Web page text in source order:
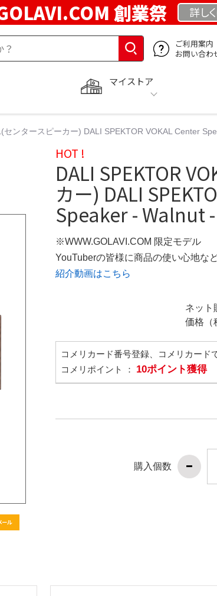
創業祭 詳し
ご利用案内
お問い合わ
マイストア
センタースピーカー) DALI SPEKTOR VOKAL Center
HOT !
DALI SPEKTOR
カー) DALI
Speaker - Walnut
※WWW.GOLAVI.COM 限定モデル
YouTuberの皆様に商品の使い心地な
紹介動画はこちら
ネット
価格（
コメリカード番号登録、コメリカード
コメリポイント ： 10ポイント獲得
購入個数